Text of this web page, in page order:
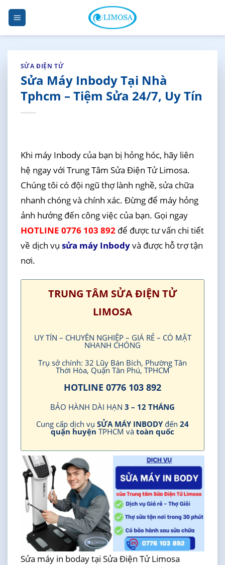
Skip
content
SỬA ĐIỆN TỬ
Sửa Máy Inbody Tại Nhà
Tphcm – Tiệm Sửa 24/7, Uy Tín
Khi máy Inbody của bạn bị hỏng hóc, hãy liên
hệ ngay với Trung Tâm Sửa Điện Tử Limosa.
Chúng tôi có đội ngũ thợ lành nghề, sửa chữa
nhanh chóng và chính xác. Đừng để máy hỏng
ảnh hưởng đến công việc của bạn. Gọi ngay
HOTLINE 0776 103 892để được tư vấn chi tiết
về dịch vụ sửa máy Inbodyvà được hỗ trợ tận
nơi.
TRUNG TÂM SỬA ĐIỆN TỬ
LIMOSA
UY TÍN – CHUYÊN NGHIỆP – GIÁ RẺ – CÓ MẶT
NHANH CHÓNG
Trụ sở chính: 32 Lũy Bán Bích, Phường Tân
Thới Hòa, Quận Tân Phú, TPHCM
HOTLINE 0776 103 892
BẢO HÀNH DÀI HẠN 3 – 12 THÁNG
Cung cấp dịch vụ SỬA MÁY INBODYđến 24
quận huyện TPHCM và toàn quốc
Sửa máy in boday tại Sửa Điện Tử Limosa